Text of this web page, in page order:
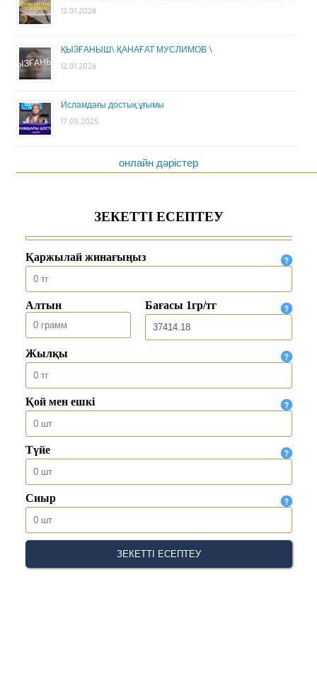
12.01.2026
ҚЫЗҒАНЫШ\ ҚАНАҒАТ МУСЛИМОВ \
12.01.2026
Исламдағы достық ұғымы
17.05.2025
онлайн дәрістер